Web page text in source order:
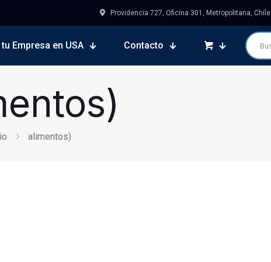
Providencia 727, Oficina 301, Metropolitana, Chile
Empresa en USA Contacto
alimentos)